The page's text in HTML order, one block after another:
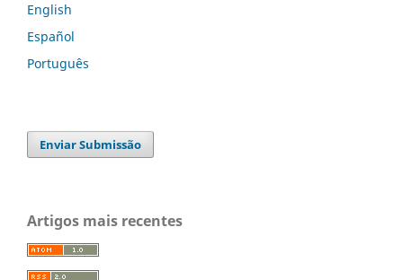
English
Español
Português
Enviar Submissão
Artigos mais recentes